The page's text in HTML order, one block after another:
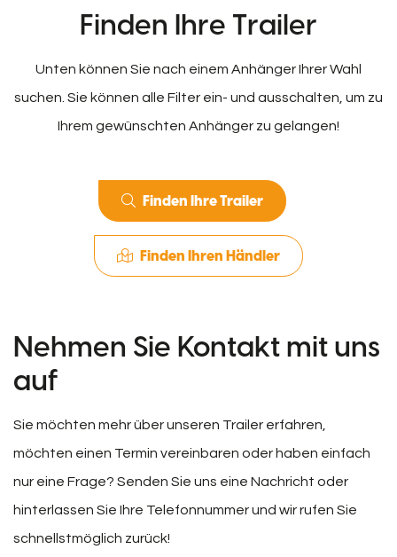
Finden Ihre Trailer
Unten können Sie nach einem Anhänger Ihrer Wahl
suchen. Sie können alle Filter ein- und ausschalten, um zu
Ihrem gewünschten Anhänger zu gelangen!
Finden Ihre Trailer
Finden Ihren Händler
Nehmen Sie Kontakt mit uns
auf
Sie möchten mehr über unseren Trailer erfahren,
möchten einen Termin vereinbaren oder haben einfach
nur eine Frage? Senden Sie uns eine Nachricht oder
hinterlassen Sie Ihre Telefonnummer und wir rufen Sie
schnellstmöglich zurück!